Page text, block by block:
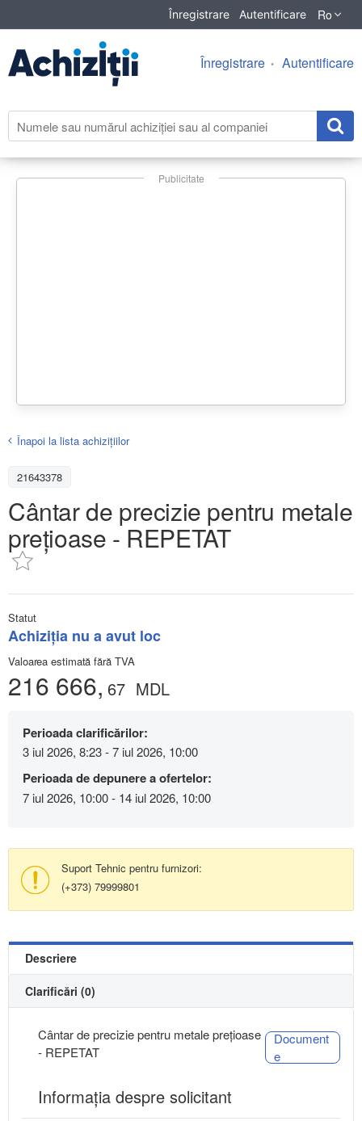
Înregistrare Autentificare Ro
Înregistrare Autentificare
Publicitate
Înapoi la lista achiziţiilor
21643378
Cântar de precizie pentru metale
prețioase - REPETAT
Statut
Achiziţia nu a avut loc
Valoarea estimată fără TVA
216 666, 67 MDL
Perioada clarificărilor:
3 iul 2026, 8:23 - 7 iul 2026, 10:00
Perioada de depunere a ofertelor:
7 iul 2026, 10:00 - 14 iul 2026, 10:00
Suport Tehnic pentru furnizori:
(+373) 79999801
Descriere
Clarificări (0)
Cântar de precizie pentru metale prețioase
- REPETAT
Document
e
Informaţia despre solicitant